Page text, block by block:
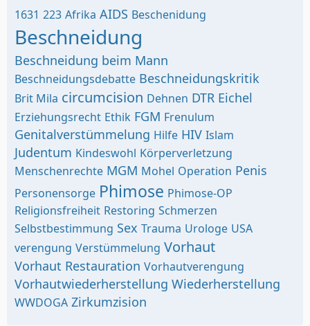
1631 223 Afrika AIDS Beschenidung
Beschneidung
Beschneidung beim Mann
Beschneidungsdebatte Beschneidungskritik
Brit Mila circumcision Dehnen DTR Eichel
Erziehungsrecht Ethik FGM Frenulum
Genitalverstümmelung Hilfe HIV Islam
Judentum Kindeswohl Körperverletzung
Menschenrechte MGM Mohel Operation Penis
Personensorge Phimose Phimose-OP
Religionsfreiheit Restoring Schmerzen
Selbstbestimmung Sex Trauma Urologe USA
verengung Verstümmelung Vorhaut
Vorhaut Restauration Vorhautverengung
Vorhautwiederherstellung Wiederherstellung
WWDOGA Zirkumzision